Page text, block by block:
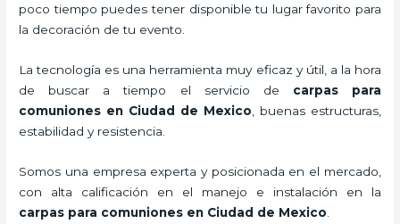
poco tiempo puedes tener disponible tu lugar favorito para
la decoración de tu evento.
La tecnología es una herramienta muy eficaz y útil, a la hora
de buscar a tiempo el servicio de carpas para
comuniones en Ciudad de Mexico , buenas estructuras,
estabilidad y resistencia.
Somos una empresa experta y posicionada en el mercado,
con alta calificación en el manejo e instalación en la
carpas para comuniones en Ciudad de Mexico